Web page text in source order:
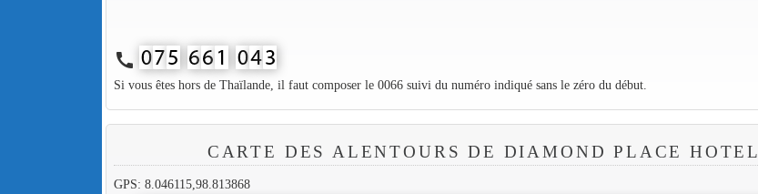
call
Si vous êtes hors de Thaïlande, il faut composer le 0066 suivi du numéro indiqué sans le zéro du début.
CARTE DES ALENTOURS DE DIAMOND PLACE HOTEL
GPS: 8.046115,98.813868